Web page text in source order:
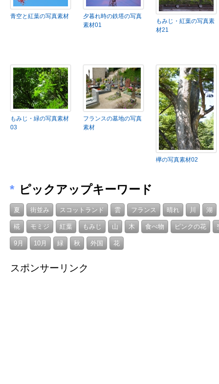
青空と紅葉の写真素材
夕暮れ時の鉄塔の写真
素材01
もみじ・紅葉の写真素
材21
もみじ・緑の写真素材
03
フランスの墓地の写真
素材
欅の写真素材02
* ピックアップキーワード
夏 街並み スコットランド 雲 フランス 晴れ 川 湖
椛 モミジ 紅葉 もみじ 山 木 食べ物 ピンクの花
9月 10月 緑 秋 外国 花
スポンサーリンク